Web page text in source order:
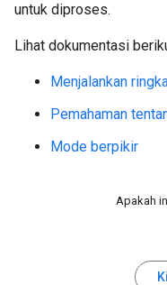
untuk diproses.
Lihat dokumentasi
Menjalankan
Pemahaman
Mode berpikir
Apakah